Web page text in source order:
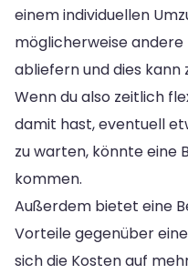
einem individuellen
möglicherweise
abliefern und dies kann
Wenn du also zeitlich
damit hast, eventuell
zu warten, könnte eine
kommen.
Außerdem bietet eine
Vorteile gegenüber
sich die Kosten auf